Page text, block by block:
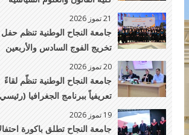
يشارك في مؤتمر المئوية
لمعهد UNIDROIT بايطاليا
21 تموز 2026
جامعة النجاح الوطنية تنظم حفل
تخريج الفوج السادس والأربعين
لطلبة كليات الدراسات العليا،
وجراحة الفم والأسنان، والصيدلة،
والتمريض، والطب البيطري
20 تموز 2026
جامعة النجاح الوطنية تنظّم لقاءً
تعريفياً ببرنامج الجغرافيا
فرعي جيوماتكس) لطلبة الثانوية
العامة وذويهم
19 تموز 2026
جامعة النجاح تطلق باكورة